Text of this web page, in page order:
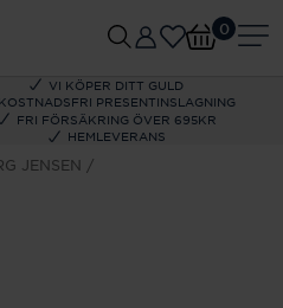
VI KÖPER DITT GULD
KOSTNADSFRI PRESENTINSLAGNING
FRI FÖRSÄKRING ÖVER 695KR
HEMLEVERANS
0
JENSEN